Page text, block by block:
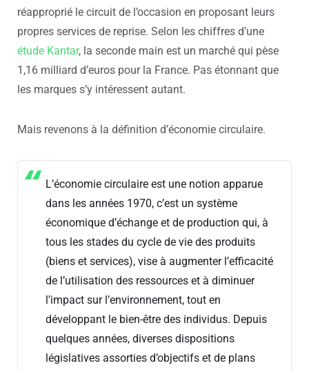
réapproprié le circuit de l’occasion en proposant leurs
propres services de reprise. Selon les chiffres d’une
étude Kantar, la seconde main est un marché qui pèse
1,16 milliard d’euros pour la France. Pas étonnant que
les marques s’y intéressent autant.
Mais revenons à la définition d’économie circulaire.
L’économie circulaire est une notion apparue
dans les années 1970, c’est un système
économique d’échange et de production qui, à
tous les stades du cycle de vie des produits
(biens et services), vise à augmenter l’efficacité
de l’utilisation des ressources et à diminuer
l’impact sur l’environnement, tout en
développant le bien-être des individus. Depuis
quelques années, diverses dispositions
législatives assorties d’objectifs et de plans